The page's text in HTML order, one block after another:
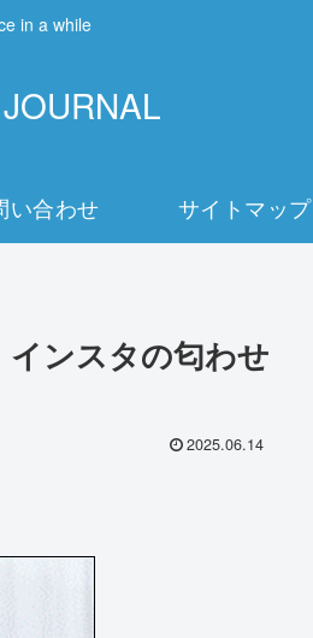
in a while
い合わせ サイトマップ
ンスタの匂わせ
2025.06.14